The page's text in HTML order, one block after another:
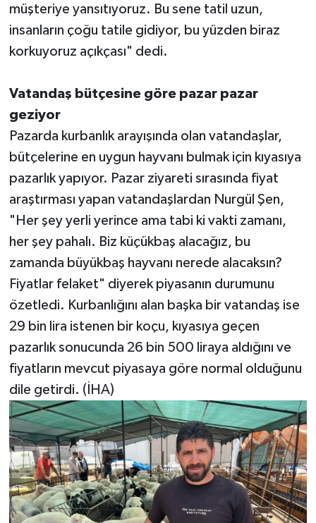
müşteriye yansıtıyoruz. Bu sene tatil uzun,
insanların çoğu tatile gidiyor, bu yüzden biraz
korkuyoruz açıkçası" dedi.
Vatandaş bütçesine göre pazar pazar
geziyor
Pazarda kurbanlık arayışında olan vatandaşlar,
bütçelerine en uygun hayvanı bulmak için kıyasıya
pazarlık yapıyor. Pazar ziyareti sırasında fiyat
araştırması yapan vatandaşlardan Nurgül Şen,
"Her şey yerli yerince ama tabi ki vakti zamanı,
her şey pahalı. Biz küçükbaş alacağız, bu
zamanda büyükbaş hayvanı nerede alacaksın?
Fiyatlar felaket" diyerek piyasanın durumunu
özetledi. Kurbanlığını alan başka bir vatandaş ise
29 bin lira istenen bir koçu, kıyasıya geçen
pazarlık sonucunda 26 bin 500 liraya aldığını ve
fiyatların mevcut piyasaya göre normal olduğunu
dile getirdi. (İHA)